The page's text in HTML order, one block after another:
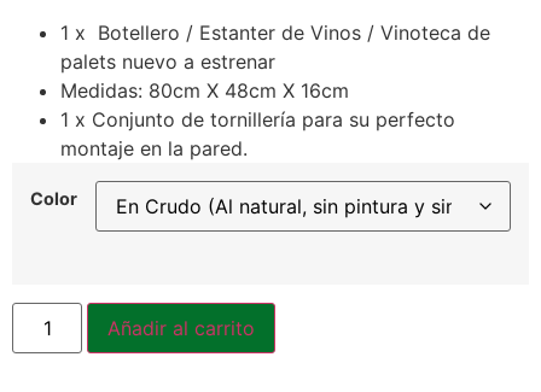
1 x Botellero / Estanter de Vinos / Vinoteca de
palets nuevo a estrenar
Medidas: 80cm X 48cm X 16cm
1 x Conjunto de tornillería para su perfecto
montaje en la pared.
Color
Añadir al carrito